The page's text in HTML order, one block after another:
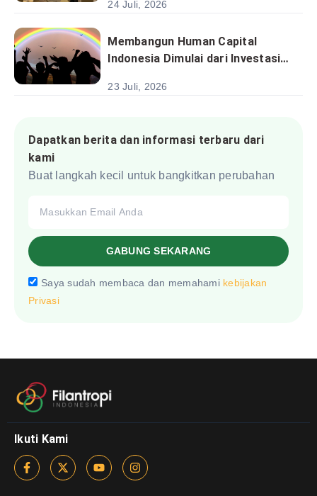
24 Juli, 2026
Membangun Human Capital
Indonesia Dimulai dari Investasi
23 Juli, 2026
Dapatkan berita dan informasi terbaru dari
kami
Buat langkah kecil untuk bangkitkan perubahan
Saya sudah membaca dan memahami kebijakan
Privasi
GABUNG SEKARANG
Ikuti Kami